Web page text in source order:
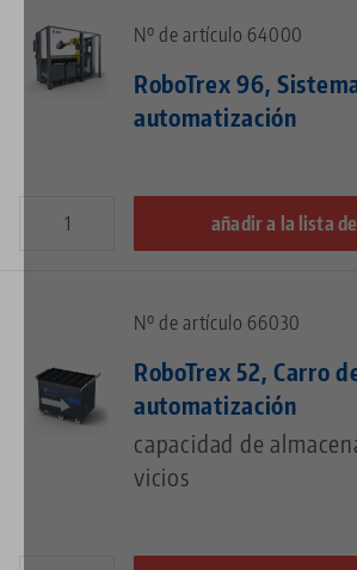
Nº de artículo 64000
RoboTrex 96,
automatización
añadir a la lista
Nº de artículo 66030
RoboTrex 52, Carro
automatización
capacidad de
vicios